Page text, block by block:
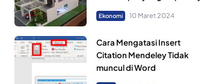
Ekonomi 10 Maret 2024
Cara Mengatasi Insert
Citation Mendeley Tidak
muncul di Word